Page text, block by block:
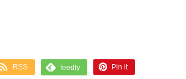
RSS feedly Pin it